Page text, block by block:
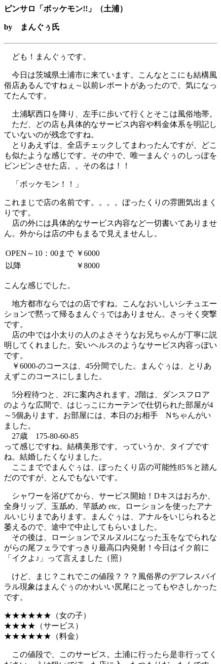
ピンサロ「ボッケモン!!」（土浦）
by まんぐぅ氏
ども！まんぐぅです。
今日は茨城県土浦市に来ています。こんなとこにも結構風
俗店あるんですねぇ～以前レポートがあったので、気になっ
てたんです。
土浦駅西口を降り、左手に歩いて行くとそこは風俗地帯。
ただ、どの店も具体的なサービス内容や料金体系を明記し
ていないのが残念ですね。
とりあえずは、全店チェックしてまわったんですが、どこ
も似たような感じです。その中で、唯一まんぐぅのしっぽを
ビンビンさせた店。。その名は！！
「ボッケモン！！」
これまじで店の名前です。。。。ぼったくりの雰囲気出まく
りです。
店の外には具体的なサービス内容など一切書いてありませ
ん。外からは店の中もまるで見えませんし。
OPEN～10：00まで ￥6000
以降
￥8000
こんな感じでした。
地方都市ならではの店ですね。こんなおいしいシチュエー
ションで黙って帰るまんぐぅではありません。さっそく突撃
です。
店の中では小太りの人のよさそうなお兄ちゃんが丁寧に説
明してくれました。安いヘルスのようなサービス内容っぽい
です。
￥6000-のコースは、45分間でした。まんぐぅは、とりあ
えずこのコースにしました。
5分程待つと、2Fに案内されます。2階は、ダンスフロア
のような広間で、はじっこにカーテンで仕切られた部屋が4
～5個あります。お部屋には、本日のお相手 Nちゃんがい
ました。
27歳 175-80-60-85
って感じですね。結構美形です。っていうか、タイプです
ね。結婚したくなりました。
ここまででまんぐぅは、ぼったくり店の可能性85％と踏ん
だのですが、とんでもないです。
シャワーを浴びてから、サービス開始！Dキスはおろか、
全身リップ、玉舐め、竿舐め etc。ローションを使ったアナ
ルいじりまであります。まんぐぅは、アナルをいじられると
萎えるので、途中で中止してもらいました。
その後は、ローションでヌルヌルになった玉をなでられな
がらの尾フェラですっきり最高口内発射！今日はイク前に
「イクよ♪」って言えました（照）
けど、まじ？これでこの値段？？？風俗界のデフレスパイ
ラル現象はまんぐぅのかわいい尻尾にとってもやさしかった
です。
★★★★★★（女の子）
★★★★（サービス）
★★★★★★（料金）
この値段で、このサービス。土浦に行ったら是非行ってく